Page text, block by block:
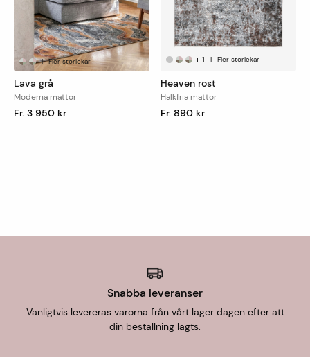
en vecka.
För uthämtning i butik är leveranstiden 1-7 dagar.
| Fler storlekar
Lava grå
Moderna mattor
Fr. 3 950 kr
+1 | Fler storlekar
Heaven rost
Halkfria mattor
Fr. 890 kr
Snabba leveranser
Vanligtvis levereras varorna från vårt lager dagen efter att
din beställning lagts.